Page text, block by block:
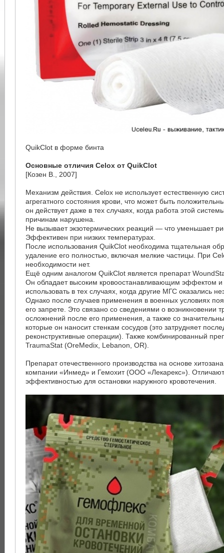
QuikClot в форме бинта
Основные отличия Celox от QuikClot
[Козен В., 2007]
Механизм действия. Celox не использует естественную
агрегатного состояния крови, что может быть
он действует даже в тех случаях, когда работа этой
причинам нарушена.
Не вызывает экзотермических реакций — что уменьшает
Эффективен при низких температурах.
После использования QuikClot необходима тщательная
удаление его полностью, включая мелкие частицы. При
необходимости нет.
Ещё одним аналогом QuikClot является препарат
Он обладает высоким кровоостанавливающим эффектом и
использовать в тех случаях, когда другие МГС оказались
Однако после случаев применения в военных условиях
его запрете. Это связано со сведениями о возникновении
осложнений после его применения, а также со
которые он наносит стенкам сосудов (это затрудняет
реконструктивные операции). Также комбинированный
TraumaStat (OreMedix, Lebanon, OR).
Препарат отечественного производства на основе
компании «Инмед» и Гемохит (ООО «Лекарекс»).
эффективностью для остановки наружного кровотечения.